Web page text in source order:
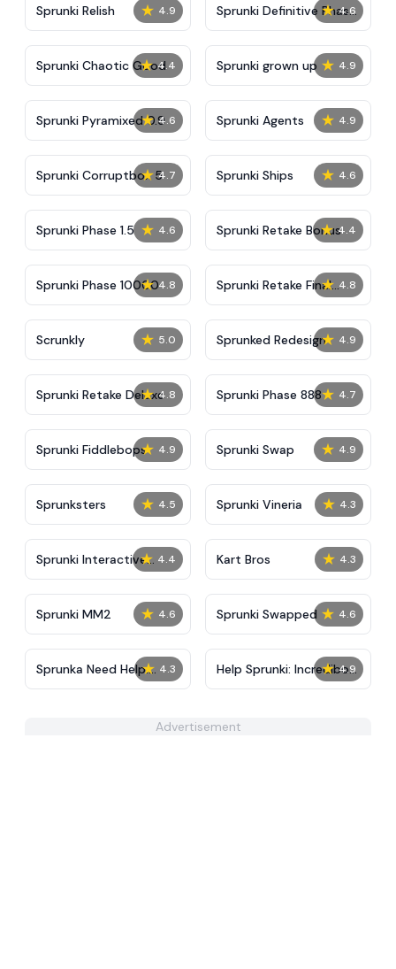
★ 4.9
Sprunki Relish ★ 4.6
Sprunki Definitive Phase
7
★ 4.4
Sprunki Chaotic Good ★ 4.9
Sprunki grown up
★ 4.6
Sprunki Pyramixed 0.9 ★ 4.9
Sprunki Agents
★ 4.7
Sprunki Corruptbox 5 ★ 4.6
Sprunki Ships
★ 4.6
Sprunki Phase 1.5 ★ 4.4
Sprunki Retake Bonus
★ 4.8
Sprunki Phase 10000 ★ 4.8
Sprunki Retake Final
Update
★ 5.0
Scrunkly ★ 4.9
Sprunked Redesign
★ 4.8
Sprunki Retake Deluxe ★ 4.7
Sprunki Phase 888
★ 4.9
Sprunki Fiddlebops ★ 4.9
Sprunki Swap
★ 4.5
Sprunksters ★ 4.3
Sprunki Vineria
★ 4.4
Sprunki Interactive
Tunner
★ 4.3
Kart Bros
★ 4.6
Sprunki MM2 ★ 4.6
Sprunki Swapped
★ 4.3
Sprunka Need Help:
Incredibox Challenge
★ 4.9
Help Sprunki: Incredibox
Challenge
Advertisement